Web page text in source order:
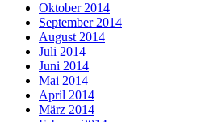
Oktober 2014
September 2014
August 2014
Juli 2014
Juni 2014
Mai 2014
April 2014
März 2014